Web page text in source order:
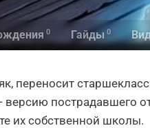
0 Гайды 0
переносит
пострадавшего
их собственной школы.